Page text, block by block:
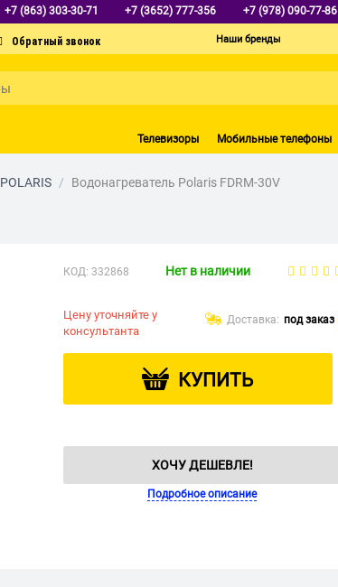
+7 (863) 303-30-71 +7 (3652) 777-356 +7 (978) 090-77-86
Наши бренды
Телевизоры Мобильные телефоны
POLARIS / Водонагреватель Polaris FDRM-30V
КОД: 332868 Нет в наличии
Цену уточняйте у
консультанта
Доставка: под заказ
КУПИТЬ
ХОЧУ ДЕШЕВЛЕ!
Подробное описание